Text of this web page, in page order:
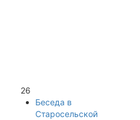
26
Беседа в
Старосельской